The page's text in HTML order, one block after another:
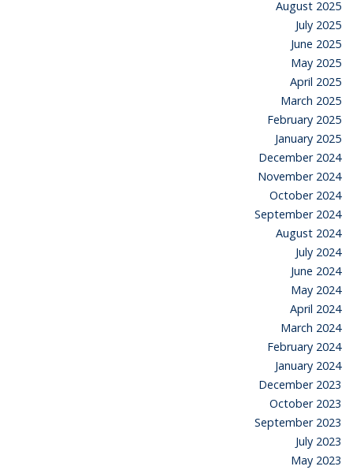
August 2025
July 2025
June 2025
May 2025
April 2025
March 2025
February 2025
January 2025
December 2024
November 2024
October 2024
September 2024
August 2024
July 2024
June 2024
May 2024
April 2024
March 2024
February 2024
January 2024
December 2023
October 2023
September 2023
July 2023
May 2023